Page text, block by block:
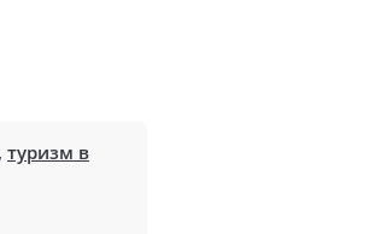
, туризм в